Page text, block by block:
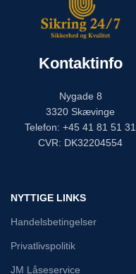
Kontaktinfo
Nygade 8
3320 Skævinge
Telefon: +45 41 81 51 31
CVR: DK32204554
NYTTIGE LINKS
Handelsbetingelser
Privatlivspolitik
JM Låseservice